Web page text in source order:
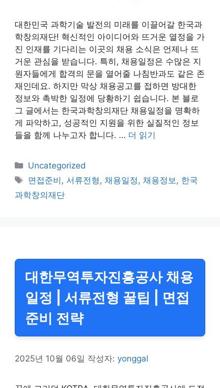
대한민국 과학기술 발전의 미래를 이끌어갈 한국과
학창의재단! 혁신적인 아이디어와 뜨거운 열정을 가
진 인재를 기다리는 이곳의 채용 소식은 언제나 뜨
거운 관심을 받습니다. 특히, 채용일정은 수많은 지
원자들에게 합격의 문을 열어줄 나침반과도 같은 존
재인데요. 하지만 막상 채용공고를 접하면 방대한
정보와 촉박한 일정에 당황하기 쉽습니다. 본 블로
그 글에서는 한국과학창의재단 채용일정을 명확하
게 파악하고, 성공적인 지원을 위한 실질적인 정보
들을 함께 나누고자 합니다. … 더 읽기
카
테
리
Uncategorized
태
그
면접준비 , 서류전형 , 채용일정 , 채용정보 , 한국
과학창의재단
대한무역투자진흥공사 채용
일정 | 서류전형 꿀팁 | 면접
준비 전략
2025년 10월 06일 작성자: yonggal